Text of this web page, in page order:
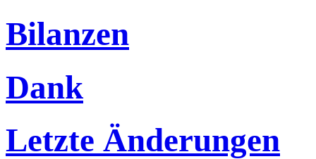
Bilanzen
Dank
Letzte Änderungen